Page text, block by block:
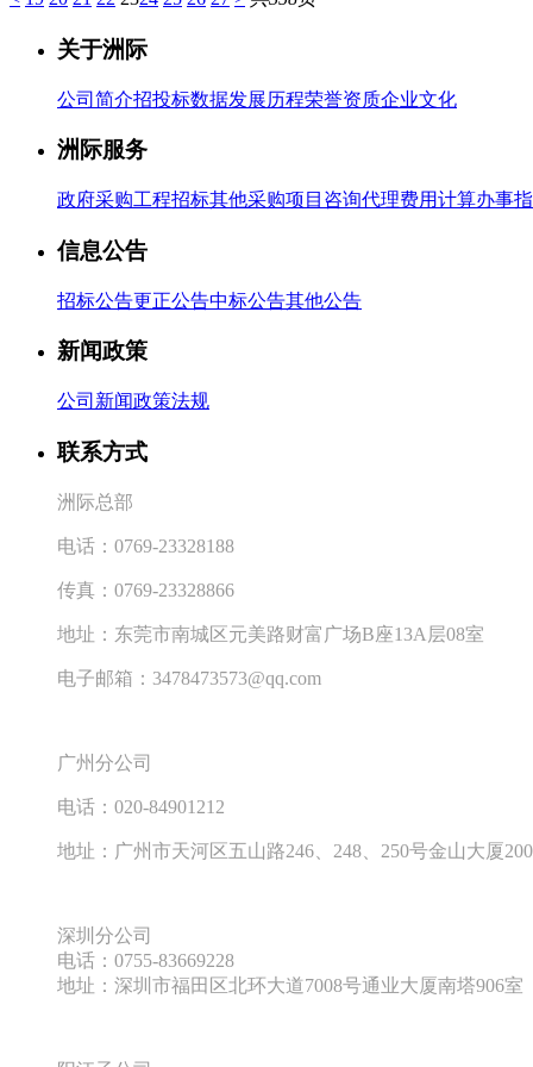
关于洲际
公司简介招投标数据发展历程荣誉资质企业文化
洲际服务
政府采购工程招标其他采购项目咨询代理费用计算办事
信息公告
招标公告更正公告中标公告其他公告
新闻政策
公司新闻政策法规
联系方式
洲际总部
电话： 0769-23328188
传真： 0769-23328866
地址：东莞市南城区元美路财富广场B座13A 层08室
电子邮箱： 3478473573@qq.com
广州分公司
电话： 020-84901212
地址：广州市天河区五山路246 248 250号金山大厦
深圳分公司
电话： 0755-83669228
地址：深圳市福田区北环大道7008号通业大厦南塔906室